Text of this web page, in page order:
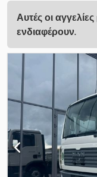
Αυτές οι
ενδιαφέρουν.